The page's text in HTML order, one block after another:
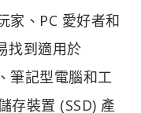
家、PC 愛好者和
找到適用於
筆記型電腦和工
存裝置 (SSD) 產